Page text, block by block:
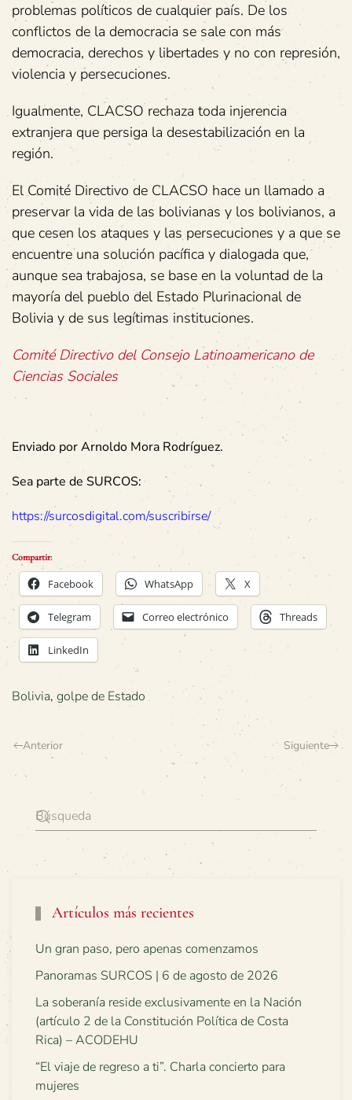
problemas políticos de cualquier país. De los
conflictos de la democracia se sale con más
democracia, derechos y libertades y no con represión,
violencia y persecuciones.
Igualmente, CLACSO rechaza toda injerencia
extranjera que persiga la desestabilización en la
región.
El Comité Directivo de CLACSO hace un llamado a
preservar la vida de las bolivianas y los bolivianos, a
que cesen los ataques y las persecuciones y a que se
encuentre una solución pacífica y dialogada que,
aunque sea trabajosa, se base en la voluntad de la
mayoría del pueblo del Estado Plurinacional de
Bolivia y de sus legítimas instituciones.
Comité Directivo del Consejo Latinoamericano de
Ciencias Sociales
Enviado por Arnoldo Mora Rodríguez.
Sea parte de SURCOS:
https://surcosdigital.com/suscribirse/
Compartir:
Facebook WhatsApp X
Telegram Correo electrónico Threads
LinkedIn
Bolivia, golpe de Estado
Anterior Siguiente
Artículos más recientes
Un gran paso, pero apenas comenzamos
Panoramas SURCOS | 6 de agosto de 2026
La soberanía reside exclusivamente en la Nación
(artículo 2 de la Constitución Política de Costa
Rica) – ACODEHU
“El viaje de regreso a ti”. Charla concierto para
mujeres